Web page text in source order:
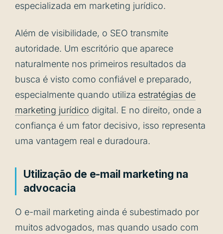
especializada em marketing jurídico.
Além de visibilidade, o SEO transmite
autoridade. Um escritório que aparece
naturalmente nos primeiros resultados da
busca é visto como confiável e preparado,
especialmente quando utiliza estratégias de
marketing jurídico digital. E no direito, onde a
confiança é um fator decisivo, isso representa
uma vantagem real e duradoura.
Utilização de e-mail marketing na
advocacia
O e-mail marketing ainda é subestimado por
muitos advogados, mas quando usado com